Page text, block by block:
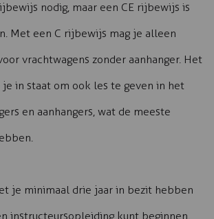
nodig, maar een CE rijbewijs is
Met een C rijbewijs mag je alleen
vrachtwagens zonder aanhanger. Het
in staat om ook les te geven in het
en aanhangers, wat de meeste
je minimaal drie jaar in bezit hebben
instructeursopleiding kunt beginnen.